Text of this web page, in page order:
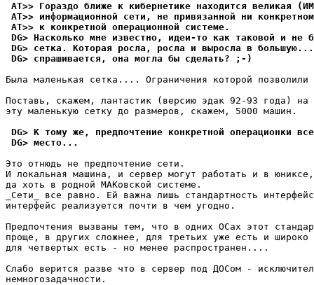
AT>> Гораздо ближе к кибернетике находится великая
AT>> информационной сети, не привязанной ни
AT>> к конкретной операционной системе.
DG> Насколько мне известно, идеи-то как таковой и не
DG> сетка. Котоpая росла, росла и выросла в
DG> спpашивается, она могла бы сделать? ;-)
Была маленькая сетка.... Ограничения которой
Поставь, скажем, лантастик (версию эдак 92-93 года) на
эту маленькую сетку до размеров, скажем, 5000 машин.
DG> К томy же, предпочтение конкретной операционки
DG> место...
Это отнюдь не предпочтение сети.
И локальная машина, и сервер могут работать и в
да хоть в родной МАКовской системе.
_Сети_ все равно. Ей важна лишь стандартность
интерфейс реализуется почти в чем угодно.
Предпочтения вызваны тем, что в одних ОСах этот
проще, в других сложнее, для третьих уже есть и широко
для четвертых есть - но менее распространен....
Слабо верится разве что в сервер под ДОСом -
немногозадачности.